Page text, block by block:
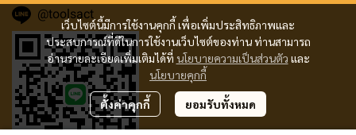
เว็บไซต์นี้มีการใช้งานคุกกี้ เพื่อเพิ่มประสิทธิภาพและ
ประสบการณ์ที่ดีในการใช้งานเว็บไซต์ของท่าน ท่านสามารถ
อ่านรายละเอียดเพิ่มเติมได้ที่ นโยบายความเป็นส่วนตัว และ
นโยบายคุกกี้
ตั้งค่าคุกกี้ ยอมรับทั้งหมด
@toolsact